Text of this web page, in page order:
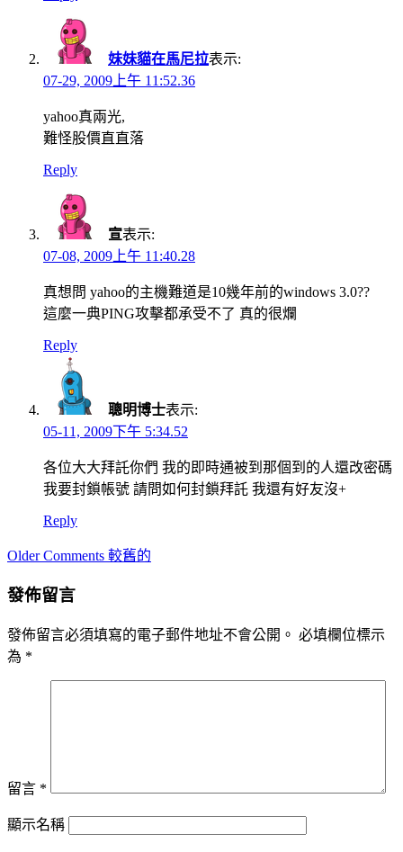
妹妹貓在馬尼拉表示:
07-29, 2009上午 11:52.36
yahoo真兩光,
難怪股價直直落
Reply
宣表示:
07-08, 2009上午 11:40.28
真想問 yahoo的主機難道是10幾年前的windows 3.0??
這麼一典PING攻擊都承受不了 真的很爛
Reply
聰明博士表示:
05-11, 2009下午 5:34.52
各位大大拜託你們 我的即時通被到那個到的人還改密碼
我要封鎖帳號 請問如何封鎖拜託 我還有好友沒+
Reply
Comment
Older Comments 較舊的
發佈留言
發佈留言必須填寫的電子郵件地址不會公開。 必填欄位標示
為 *
留言 *
顯示名稱